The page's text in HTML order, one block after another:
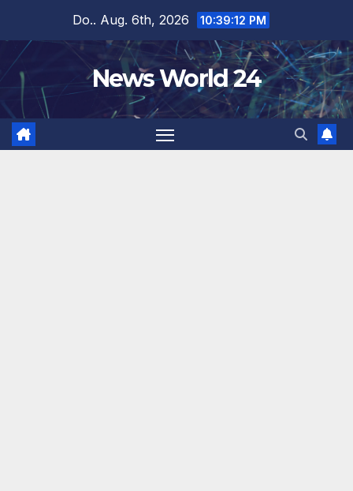
springen
Do.. Aug. 6th, 2026 10:39:13 PM
News World 24